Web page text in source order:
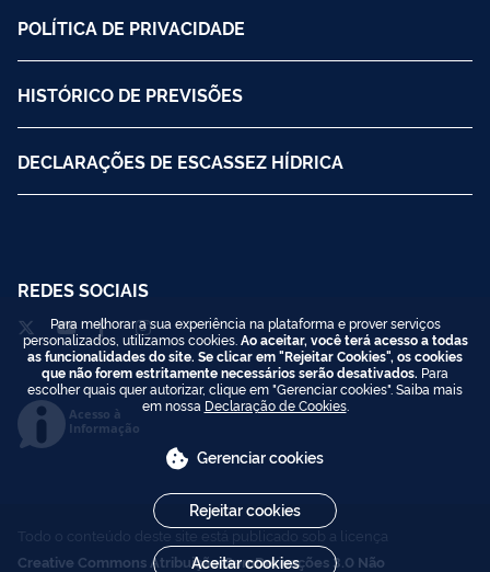
POLÍTICA DE PRIVACIDADE
HISTÓRICO DE PREVISÕES
DECLARAÇÕES DE ESCASSEZ HÍDRICA
REDES SOCIAIS
Acesso à
Informação
Todo o conteúdo deste site está publicado sob a licença
Creative Commons Atribuição-SemDerivações 3.0 Não
Para melhorar a sua experiência na plataforma e prover serviços
personalizados, utilizamos cookies. Ao aceitar, você terá acesso a todas
as funcionalidades do site. Se clicar em "Rejeitar Cookies", os cookies
que não forem estritamente necessários serão desativados. Para
escolher quais quer autorizar, clique em "Gerenciar cookies". Saiba mais
em nossa Declaração de Cookies.
Gerenciar cookies
Rejeitar cookies
Aceitar cookies